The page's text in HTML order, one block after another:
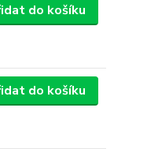
do košíku
do košíku